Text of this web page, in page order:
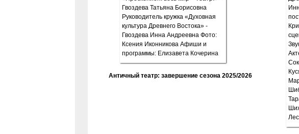
Античный театр: завершение сезона 2025/2026